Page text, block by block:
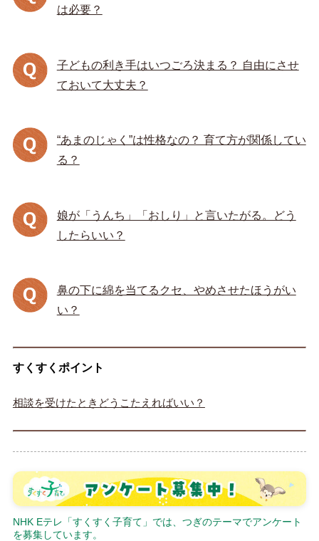
は必要？
子どもの利き手はいつごろ決まる？ 自由にさせ
ておいて大丈夫？
“あまのじゃく”は性格なの？ 育て方が関係してい
る？
娘が「うんち」「おしり」と言いたがる。どう
したらいい？
鼻の下に綿を当てるクセ、やめさせたほうがい
い？
すくすくポイント
相談を受けたときどうこたえればいい？
NHK Eテレ「すくすく子育て」では、つぎのテーマでアンケート
を募集しています。